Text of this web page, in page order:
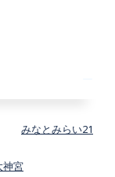
みなとみらい21
神宮